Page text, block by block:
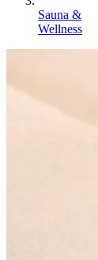
Sauna &
Wellness